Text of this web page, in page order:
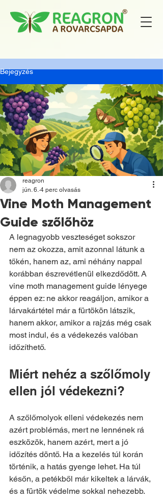
Bejegyzés
Vine Moth Management
Guide szőlőhöz
reagron
jún. 6. 4 perc olvasás
A legnagyobb veszteséget sokszor
nem az okozza, amit azonnal látunk a
tőkén, hanem az, ami néhány nappal
korábban észrevétlenül elkezdődött. A
vine moth management guide lényege
éppen ez: ne akkor reagáljon, amikor a
lárvakártétel már a fürtökön látszik,
hanem akkor, amikor a rajzás még csak
most indul, és a védekezés valóban
időzíthető.
Miért nehéz a szőlőmoly
ellen jól védekezni?
A szőlőmolyok elleni védekezés nem
azért problémás, mert ne lennének rá
eszközök, hanem azért, mert a jó
időzítés döntő. Ha a kezelés túl korán
történik, a hatás gyenge lehet. Ha túl
későn, a petékből már kikeltek a lárvák,
és a fürtök védelme sokkal nehezebb.